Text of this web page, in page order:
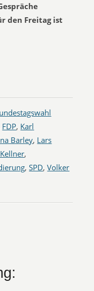
den Freitag ist
FDP, Karl
Barley, Lars
,
,SPD,Volker